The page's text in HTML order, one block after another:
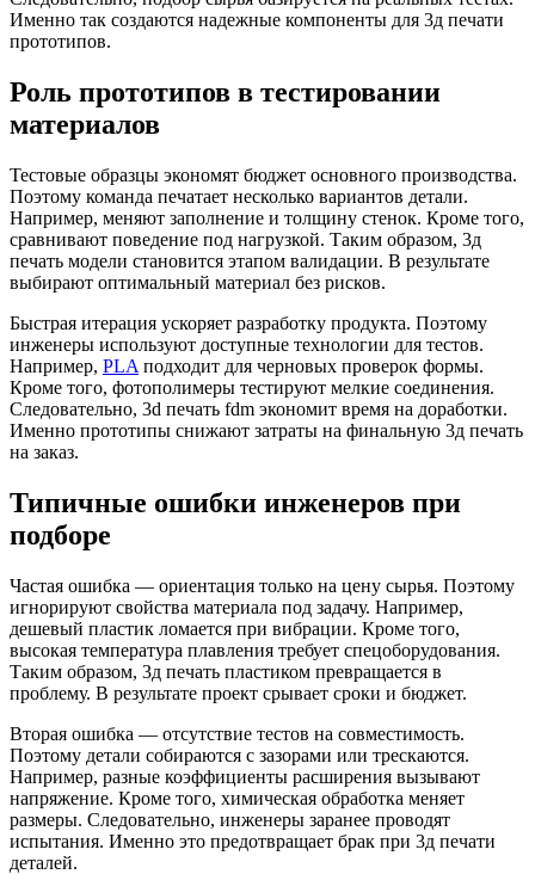
Именно так создаются надежные компоненты для 3д печати
прототипов.
Роль прототипов в тестировании
материалов
Тестовые образцы экономят бюджет основного производства.
Поэтому команда печатает несколько вариантов детали.
Например, меняют заполнение и толщину стенок. Кроме того,
сравнивают поведение под нагрузкой. Таким образом, 3д
печать модели становится этапом валидации. В результате
выбирают оптимальный материал без рисков.
Быстрая итерация ускоряет разработку продукта. Поэтому
инженеры используют доступные технологии для тестов.
Например, PLA подходит для черновых проверок формы.
Кроме того, фотополимеры тестируют мелкие соединения.
Следовательно, 3d печать fdm экономит время на доработки.
Именно прототипы снижают затраты на финальную 3д печать
на заказ.
Типичные ошибки инженеров при
подборе
Частая ошибка — ориентация только на цену сырья. Поэтому
игнорируют свойства материала под задачу. Например,
дешевый пластик ломается при вибрации. Кроме того,
высокая температура плавления требует спецоборудования.
Таким образом, 3д печать пластиком превращается в
проблему. В результате проект срывает сроки и бюджет.
Вторая ошибка — отсутствие тестов на совместимость.
Поэтому детали собираются с зазорами или трескаются.
Например, разные коэффициенты расширения вызывают
напряжение. Кроме того, химическая обработка меняет
размеры. Следовательно, инженеры заранее проводят
испытания. Именно это предотвращает брак при 3д печати
деталей.